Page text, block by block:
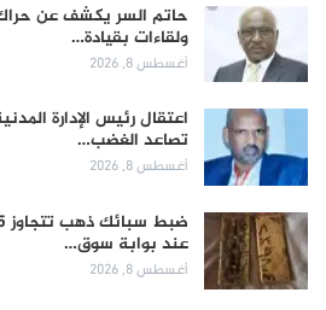
حاتم السر يكشف عن
ولقاءات بقيادة…
أغسطس 8, 2026
اعتقال رئيس الإدارة
تصاعد الغضب…
أغسطس 8, 2026
عند بوابة سوق…
أغسطس 8, 2026